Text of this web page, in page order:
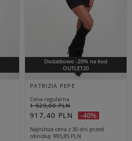
Dodatkowo -20% na kod
OUTLET20
PATRIZIA PEPE
Cena regularna
1 529,00 PLN
917,40 PLN -40%
Najniższa cena z 30 dni przed
obniżką 993,85 PLN